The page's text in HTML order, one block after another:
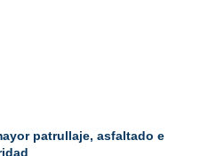
patrullaje, asfaltado e